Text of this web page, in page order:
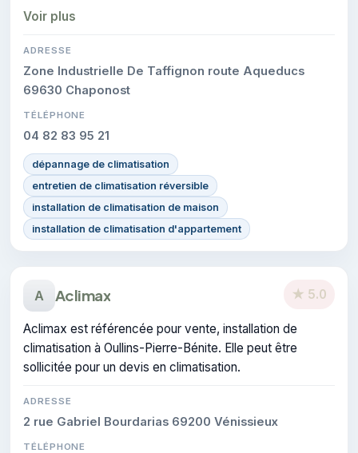
conformité sur les interventions réalisées.
Voir plus
ADRESSE
Zone Industrielle De Taffignon route Aqueducs
69630 Chaponost
TÉLÉPHONE
04 82 83 95 21
dépannage de climatisation
entretien de climatisation réversible
installation de climatisation de maison
installation de climatisation d'appartement
A Aclimax ★ 5.0
Aclimax est référencée pour vente, installation de
climatisation à Oullins-Pierre-Bénite. Elle peut être
sollicitée pour un devis en climatisation.
ADRESSE
2 rue Gabriel Bourdarias 69200 Vénissieux
TÉLÉPHONE